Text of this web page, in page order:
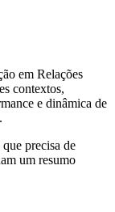
em Relações
contextos,
e dinâmica de
precisa de
um resumo